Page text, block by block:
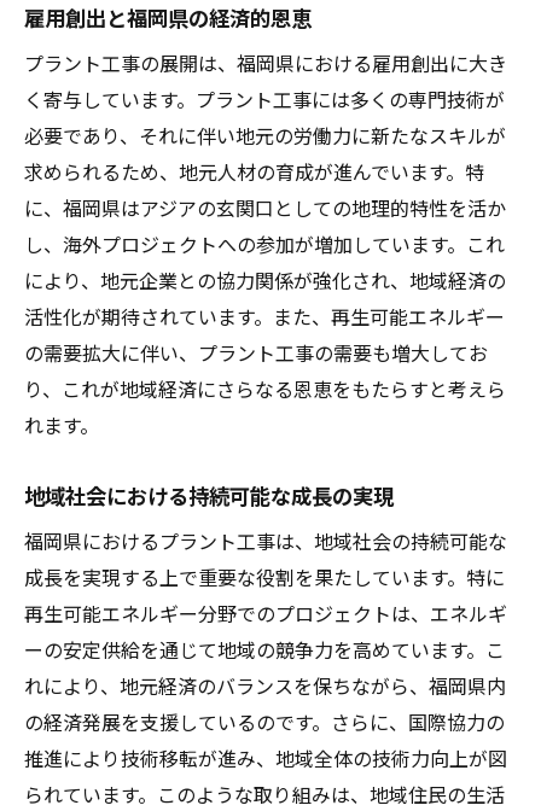
雇用創出と福岡県の経済的恩恵
プラント工事の展開は、福岡県における雇用創出に大き
く寄与しています。プラント工事には多くの専門技術が
必要であり、それに伴い地元の労働力に新たなスキルが
求められるため、地元人材の育成が進んでいます。特
に、福岡県はアジアの玄関口としての地理的特性を活か
し、海外プロジェクトへの参加が増加しています。これ
により、地元企業との協力関係が強化され、地域経済の
活性化が期待されています。また、再生可能エネルギー
の需要拡大に伴い、プラント工事の需要も増大してお
り、これが地域経済にさらなる恩恵をもたらすと考えら
れます。
地域社会における持続可能な成長の実現
福岡県におけるプラント工事は、地域社会の持続可能な
成長を実現する上で重要な役割を果たしています。特に
再生可能エネルギー分野でのプロジェクトは、エネルギ
ーの安定供給を通じて地域の競争力を高めています。こ
れにより、地元経済のバランスを保ちながら、福岡県内
の経済発展を支援しているのです。さらに、国際協力の
推進により技術移転が進み、地域全体の技術力向上が図
られています。このような取り組みは、地域住民の生活